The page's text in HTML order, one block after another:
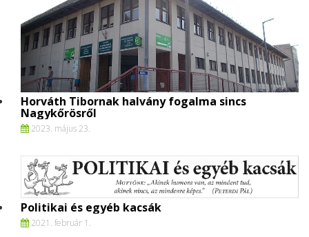
Horváth Tibornak halvány fogalma sincs
Nagykőrösről
2023. május 23.
Politikai és egyéb kacsák
2021. február 1.